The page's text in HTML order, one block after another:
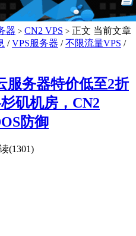
器 > CN2 VPS > 正文 当前文章
/VPS服务器 /不限流量VPS /
服务器特价低至2折
矶机房，CN2
防御
(1301)